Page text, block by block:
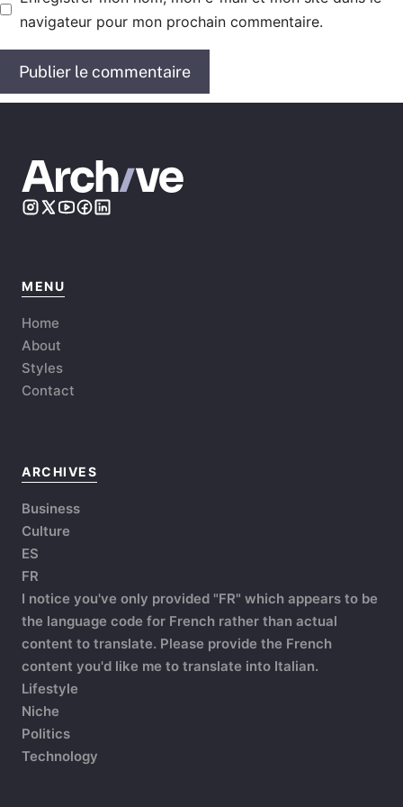
navigateur pour mon prochain commentaire.
MENU
Home
About
Styles
Contact
ARCHIVES
Business
Culture
ES
FR
I notice you've only provided "FR" which appears to be
the language code for French rather than actual
content to translate. Please provide the French
content you'd like me to translate into Italian.
Lifestyle
Niche
Politics
Technology